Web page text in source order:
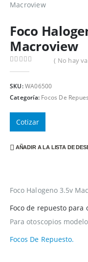
Foco
Macroview
( No hay
SKU:WA06500
Categoría: Focos De
Cotizar
AÑADIR A LA LISTA DE
Foco Halogeno 3.5v
Foco de repuesto para
Para otoscopios
Focos De Repuesto.